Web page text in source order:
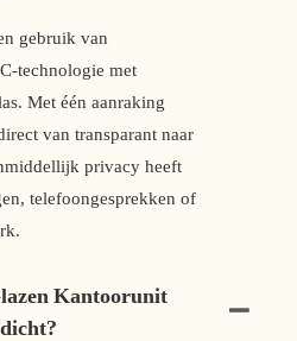
gebruik van
technologie met
Met één aanraking
van transparant naar
privacy heeft
telefoongesprekken of
Kantoorunit